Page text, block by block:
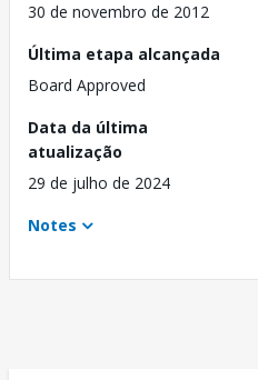
30 de novembro de 2012
Última etapa alcançada
Board Approved
Data da última
atualização
29 de julho de 2024
Notes